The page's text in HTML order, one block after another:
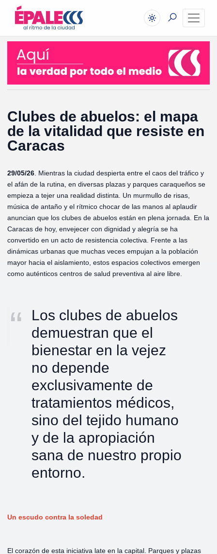
Clubes de abuelos: el mapa
de la vitalidad que resiste en
Caracas
29/05/26 . Mientras la ciudad despierta entre el caos del tráfico y
el afán de la rutina, en diversas plazas y parques caraqueños se
empieza a tejer una realidad distinta. Un murmullo de risas,
música de antaño y el rítmico chocar de las manos al aplaudir
anuncian que los clubes de abuelos están en plena jornada. En la
Caracas de hoy, envejecer con dignidad y alegría se ha
convertido en un acto de resistencia colectiva. Frente a las
dinámicas urbanas que muchas veces empujan a la población
mayor hacia el aislamiento, estos espacios colectivos emergen
como auténticos centros de salud preventiva al aire libre.
Los clubes de abuelos
demuestran que el
bienestar en la vejez
no depende
exclusivamente de
tratamientos médicos,
sino del tejido humano
y de la apropiación
sana de nuestro propio
entorno.
Un escudo contra la soledad
El corazón de esta iniciativa late en la capital. Parques y plazas